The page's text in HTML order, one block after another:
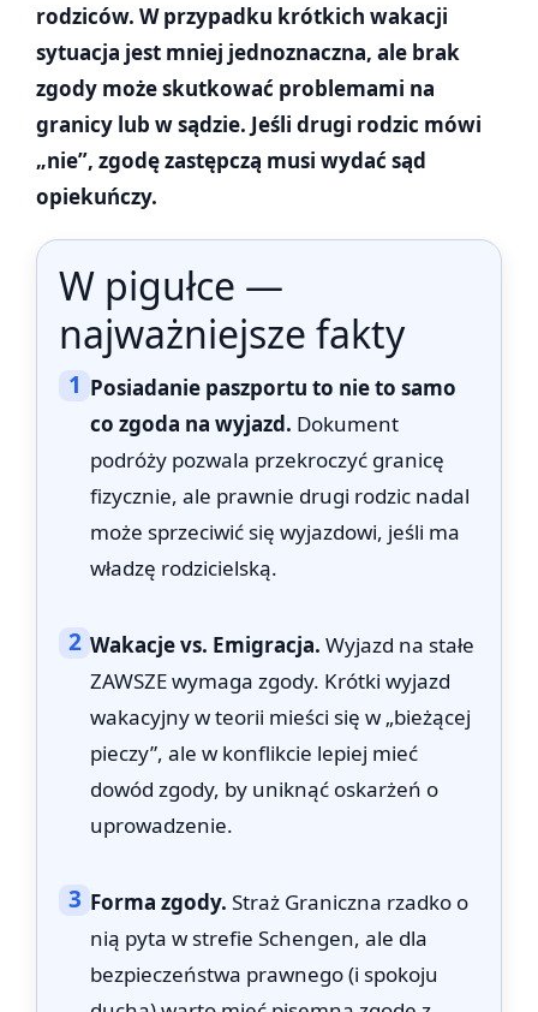
rodziców. W przypadku krótkich wakacji
sytuacja jest mniej jednoznaczna, ale brak
zgody może skutkować problemami na
granicy lub w sądzie. Jeśli drugi rodzic mówi
„nie”, zgodę zastępczą musi wydać sąd
opiekuńczy.
W pigułce —
najważniejsze fakty
1 Posiadanie paszportu to nie to samo
co zgoda na wyjazd. Dokument
podróży pozwala przekroczyć granicę
fizycznie, ale prawnie drugi rodzic nadal
może sprzeciwić się wyjazdowi, jeśli ma
władzę rodzicielską.
2 Wakacje vs. Emigracja. Wyjazd na stałe
ZAWSZE wymaga zgody. Krótki wyjazd
wakacyjny w teorii mieści się w „bieżącej
pieczy”, ale w konflikcie lepiej mieć
dowód zgody, by uniknąć oskarżeń o
uprowadzenie.
3 Forma zgody. Straż Graniczna rzadko o
nią pyta w strefie Schengen, ale dla
bezpieczeństwa prawnego (i spokoju